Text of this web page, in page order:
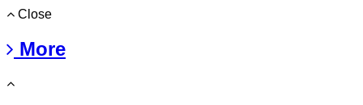
Close
More